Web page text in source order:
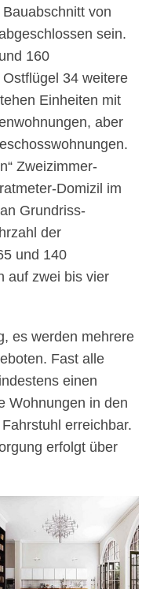
von
sein.
160
34 weitere
Einheiten mit
aber
Zweizimmer-
Domizil im
Grundriss-
der
und 140
auf zwei bis vier
es werden mehrere
Fast alle
einen
Wohnungen in den
erreichbar.
erfolgt über